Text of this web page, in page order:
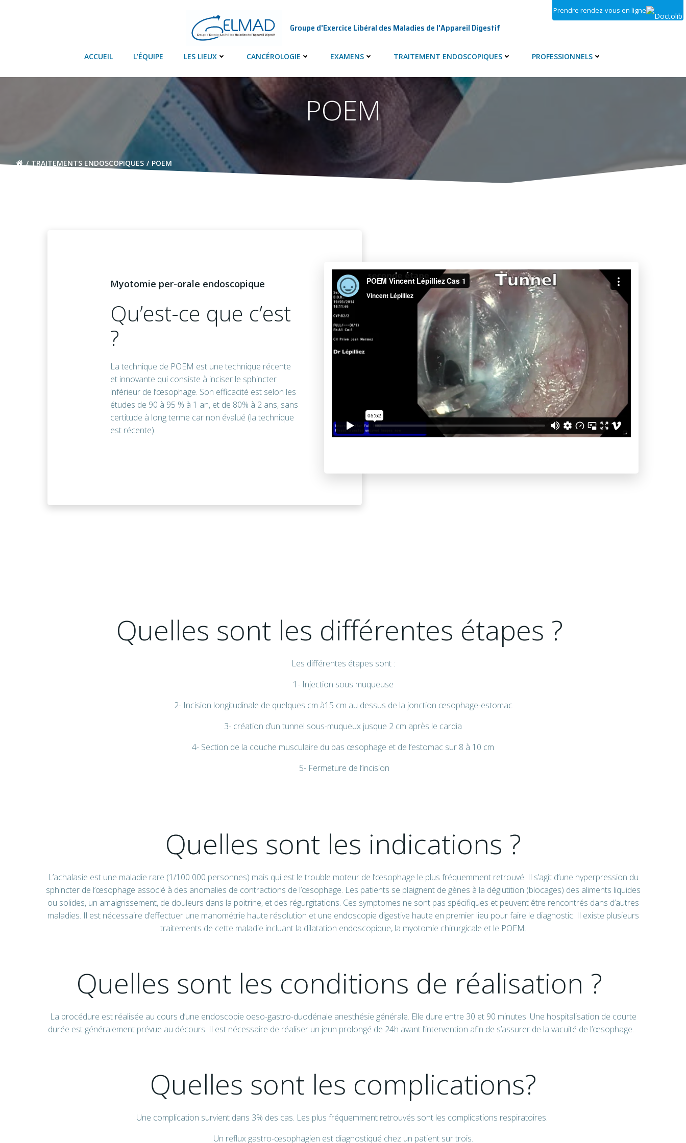
Prendre rendez-vous en ligne
Groupe d'Exercice Libéral des Maladies de l'Appareil Digestif
ACCUEIL L’ÉQUIPE LES LIEUX CANCÉROLOGIE EXAMENS TRAITEMENT ENDOSCOPIQUES PROFESSIONNELS
POEM
TRAITEMENTS ENDOSCOPIQUES POEM
Myotomie per-orale endoscopique
Qu’est-ce que c’est
?
La technique de POEM est une technique récente
et innovante qui consiste à inciser le sphincter
inférieur de l’œsophage. Son efficacité est selon les
études de 90 à 95 % à 1 an, et de 80% à 2 ans, sans
certitude à long terme car non évalué (la technique
est récente).
Quelles sont les différentes étapes ?
Les différentes étapes sont :
1- Injection sous muqueuse
2- Incision longitudinale de quelques cm à15 cm au dessus de la jonction œsophage-estomac
3- création d’un tunnel sous-muqueux jusque 2 cm après le cardia
4- Section de la couche musculaire du bas œsophage et de l’estomac sur 8 à 10 cm
5- Fermeture de l’incision
Quelles sont les indications ?
L’achalasie est une maladie rare (1/100 000 personnes) mais qui est le trouble moteur de l’œsophage le plus fréquemment retrouvé. Il s’agit d’une hyperpression du
sphincter de l’œsophage associé à des anomalies de contractions de l’œsophage. Les patients se plaignent de gènes à la déglutition (blocages) des aliments liquides
ou solides, un amaigrissement, de douleurs dans la poitrine, et des régurgitations. Ces symptomes ne sont pas spécifiques et peuvent être rencontrés dans d’autres
maladies. Il est nécessaire d’effectuer une manométrie haute résolution et une endoscopie digestive haute en premier lieu pour faire le diagnostic. Il existe plusieurs
traitements de cette maladie incluant la dilatation endoscopique, la myotomie chirurgicale et le POEM.
Quelles sont les conditions de réalisation ?
La procédure est réalisée au cours d’une endoscopie oeso-gastro-duodénale anesthésie générale. Elle dure entre 30 et 90 minutes. Une hospitalisation de courte
durée est généralement prévue au décours. Il est nécessaire de réaliser un jeun prolongé de 24h avant l’intervention afin de s’assurer de la vacuité de l’œsophage.
Quelles sont les complications?
Une complication survient dans 3% des cas. Les plus fréquemment retrouvés sont les complications respiratoires.
Un reflux gastro-œsophagien est diagnostiqué chez un patient sur trois.